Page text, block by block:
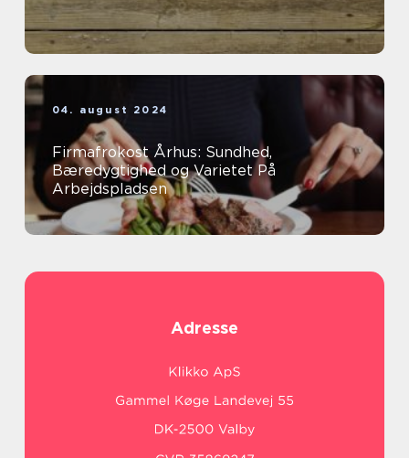
04. august 2024
Firmafrokost Århus: Sundhed,
Bæredygtighed og Varietet På
Arbejdspladsen
Adresse